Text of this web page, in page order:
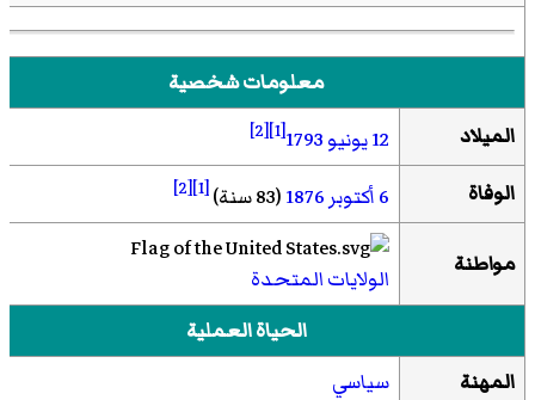
معلومات شخصية
الميلاد
12 يونيو 1793
[1]
[2]
الوفاة 6 أكتوبر 1876(83 سنة) [1]
[2]
مواطنة
الولايات المتحدة
الحياة العملية
المهنة
سياسي